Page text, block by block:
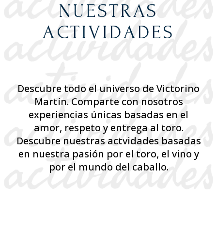
NUESTRAS
ACTIVIDADES
Descubre todo el universo de Victorino
Martín. Comparte con nosotros
experiencias únicas basadas en el
amor, respeto y entrega al toro.
Descubre nuestras actvidades basadas
en nuestra pasión por el toro, el vino y
por el mundo del caballo.